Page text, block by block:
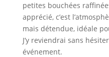
petites bouchées
apprécié, c’est
mais détendue, idéale
J’y reviendrai sans
événement.